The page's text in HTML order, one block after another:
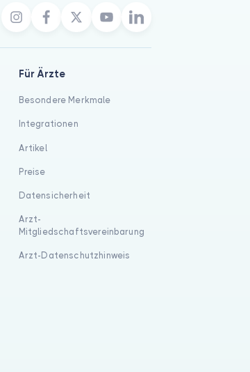
Für Ärzte
Besondere Merkmale
Integrationen
Artikel
Preise
Datensicherheit
Arzt-
Mitgliedschaftsvereinbarung
Arzt-Datenschutzhinweis